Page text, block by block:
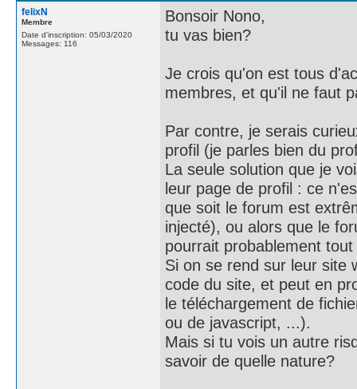
felixN
Membre
Date d'inscription: 05/03/2020
Messages: 116
Bonsoir Nono,
tu vas bien?
Je crois qu'on est tous
membres, et qu'il ne faut
Par contre, je serais
profil (je parles bien du
La seule solution que je
leur page de profil : ce
que soit le forum est
injecté), ou alors que le
pourrait probablement
Si on se rend sur leur site
code du site, et peut en
le téléchargement de
ou de javascript, ...).
Mais si tu vois un autre
savoir de quelle nature?